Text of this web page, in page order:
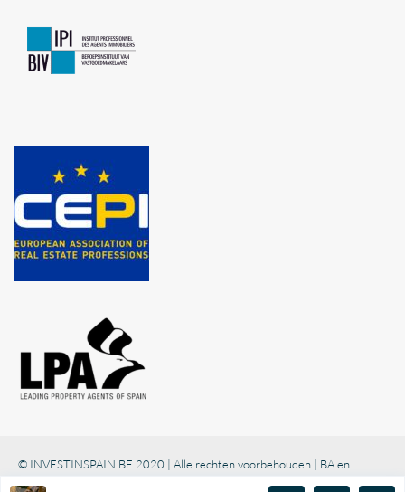
© INVESTINSPAIN.BE 2020 | Alle rechten voorbehouden | BA en
borgstelling via NV AXA Belgium (polisnr. 730.390.160)